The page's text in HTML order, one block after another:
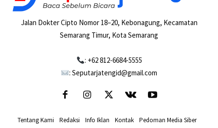
Jalan Dokter Cipto Nomor 18–20, Kebonagung, Kecamatan
Semarang Timur, Kota Semarang
: +62 812-6684-5555
: Seputarjatengid@gmail.com
Tentang Kami Redaksi Info Iklan Kontak Pedoman Media Siber